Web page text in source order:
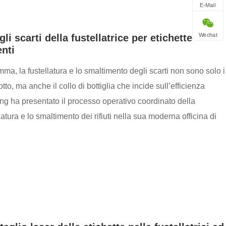
scarti della fustellatrice per etichette
la fustellatura e lo smaltimento degli scarti non sono solo i
ma anche il collo di bottiglia che incide sull’efficienza
ha presentato il processo operativo coordinato della
e lo smaltimento dei rifiuti nella sua moderna officina di
E-Mail
Wechat